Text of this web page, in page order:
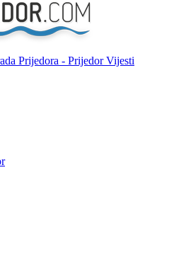
Prijedora - Prijedor Vijesti